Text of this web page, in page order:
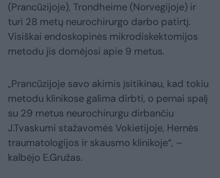
(Prancūzijoje), Trondheime (Norvegijoje) ir
turi 28 metų neurochirurgo darbo patirtį.
Visiškai endoskopinės mikrodiskektomijos
metodu jis domėjosi apie 9 metus.
„Prancūzijoje savo akimis įsitikinau, kad tokiu
metodu klinikose galima dirbti, o pernai spalį
su 29 metus neurochirurgu dirbančiu
J.Tvaskumi stažavomės Vokietijoje, Hernės
traumatologijos ir skausmo klinikoje“, –
kalbėjo E.Gružas.